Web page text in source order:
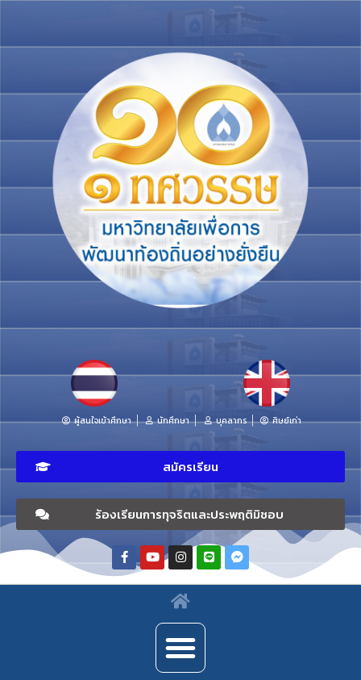
ผู้สนใจเข้าศึกษา นักศึกษา บุคลากร ศิษย์เก่า
สมัครเรียน
ร้องเรียนการทุจริตและประพฤติมิชอบ